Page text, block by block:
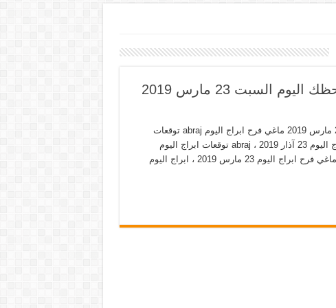
ابراج اليوم السبت 23-3-2019 توقعات حظك اليوم السبت 23 مارس 2019
ابراج اليوم السبت 23-3-2019 توقعات حظك اليوم السبت 23 مارس 2019 ماغي فرح ابراج اليوم abraj توقعات
حظك اليوم السبت 23 مارس 2019، ماغي فرح توقعات الابراج اليوم 23 آذار 2019 ، abraj توقعات ابراج اليوم
وحظك ، برجك اليوم حظك اليوم ميشال حايك 23-3-2019 و ماغي فرح ابراج اليوم 23 مارس 2019 ، ابراج اليوم